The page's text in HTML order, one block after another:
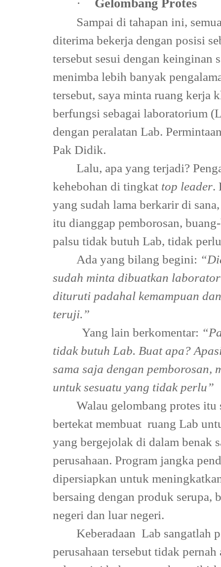
· Gelombang Protes
Sampai di tahapan ini,
diterima bekerja dengan posisi
tersebut sesui dengan keinginan
menimba lebih banyak
tersebut, saya minta ruang kerja
berfungsi sebagai laboratorium
dengan peralatan Lab.
Pak Didik.
Lalu, apa yang terjadi?
kehebohan di tingkat top leader.
yang sudah lama berkarir di
itu dianggap pemborosan,
palsu tidak butuh Lab, tidak
Ada yang bilang begini:
sudah minta dibuatkan
dituruti padahal kemampuan
teruji.”
Yang lain berkomentar:
tidak butuh Lab. Buat apa?
sama saja dengan pemborosan,
untuk sesuatu yang tidak perlu”
Walau gelombang protes
bertekat membuat ruang Lab
yang bergejolak di dalam benak
perusahaan. Program jangka
dipersiapkan untuk
bersaing dengan produk serupa,
negeri dan luar negeri.
Keberadaan Lab sangatlah
perusahaan tersebut tidak